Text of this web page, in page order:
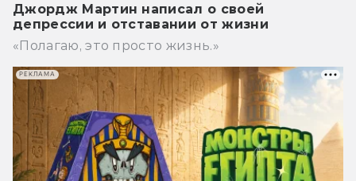
Джордж Мартин написал о своей
депрессии и отставании от жизни
«Полагаю, это просто жизнь.»
РЕКЛАМА